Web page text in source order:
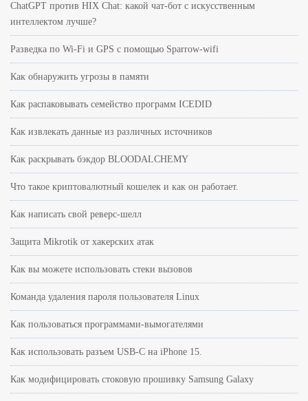
ChatGPT против HIX Chat: какой чат-бот с искусственным
интеллектом лучше?
Разведка по Wi-Fi и GPS с помощью Sparrow-wifi
Как обнаружить угрозы в памяти
Как распаковывать семейство программ ICEDID
Как извлекать данные из различных источников
Как раскрывать бэкдор BLOODALCHEMY
Что такое криптовалютный кошелек и как он работает.
Как написать свой реверс-шелл
Защита Mikrotik от хакерских атак
Как вы можете использовать стеки вызовов
Команда удаления пароля пользователя Linux
Как пользоваться программами-вымогателями
Как использовать разъем USB-C на iPhone 15.
Как модифицировать стоковую прошивку Samsung Galaxy